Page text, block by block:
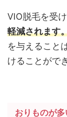
VIO脱毛を受け
軽減されます
を与えること
けることがで
おりものが